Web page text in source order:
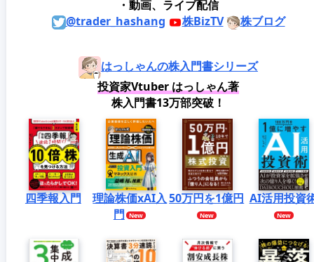
・動画、ライブ配信
@trader_hashang
株BizTV 株ブログ
はっしゃんの株入門書シリーズ
投資家Vtuber はっしゃん著
株入門書13万部突破！
四季報入門
理論株価xAI入
門
50万円を1億円 AI活用投資